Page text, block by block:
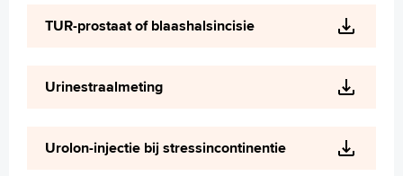
TUR-prostaat of blaashalsincisie
Urinestraalmeting
Urolon-injectie bij stressincontinentie